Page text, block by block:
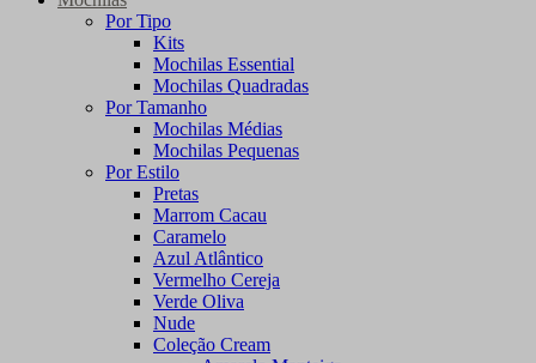
Por Tipo
Kits
Mochilas Essential
Mochilas Quadradas
Por Tamanho
Mochilas Médias
Mochilas Pequenas
Por Estilo
Pretas
Marrom Cacau
Caramelo
Azul Atlântico
Vermelho Cereja
Verde Oliva
Nude
Coleção Cream